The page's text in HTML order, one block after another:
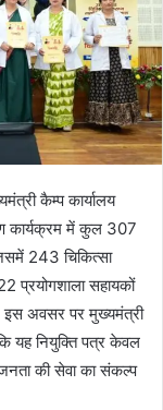
कैम्प कार्यालय
कार्यक्रम में कुल 307
243 चिकित्सा
प्रयोगशाला सहायकों
इस अवसर पर मुख्यमंत्री
यह नियुक्ति पत्र केवल
की सेवा का संकल्प